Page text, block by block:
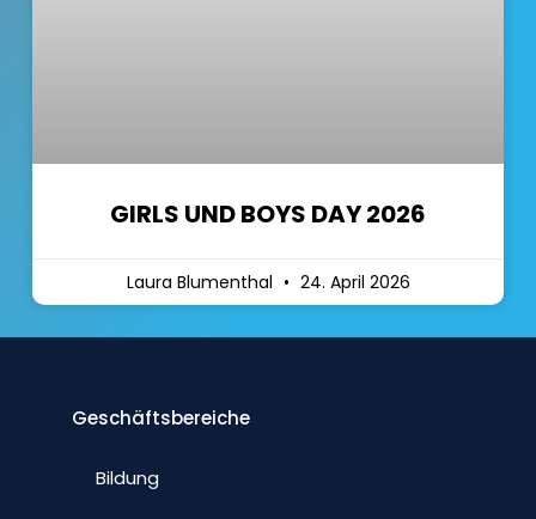
GIRLS UND BOYS DAY 2026
Laura Blumenthal 24. April 2026
Geschäftsbereiche
Bildung